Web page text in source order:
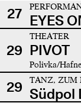
27 EYES
29
THEATER
PIVOT
Polivka/
29 TANZ, ZUM
Südpol